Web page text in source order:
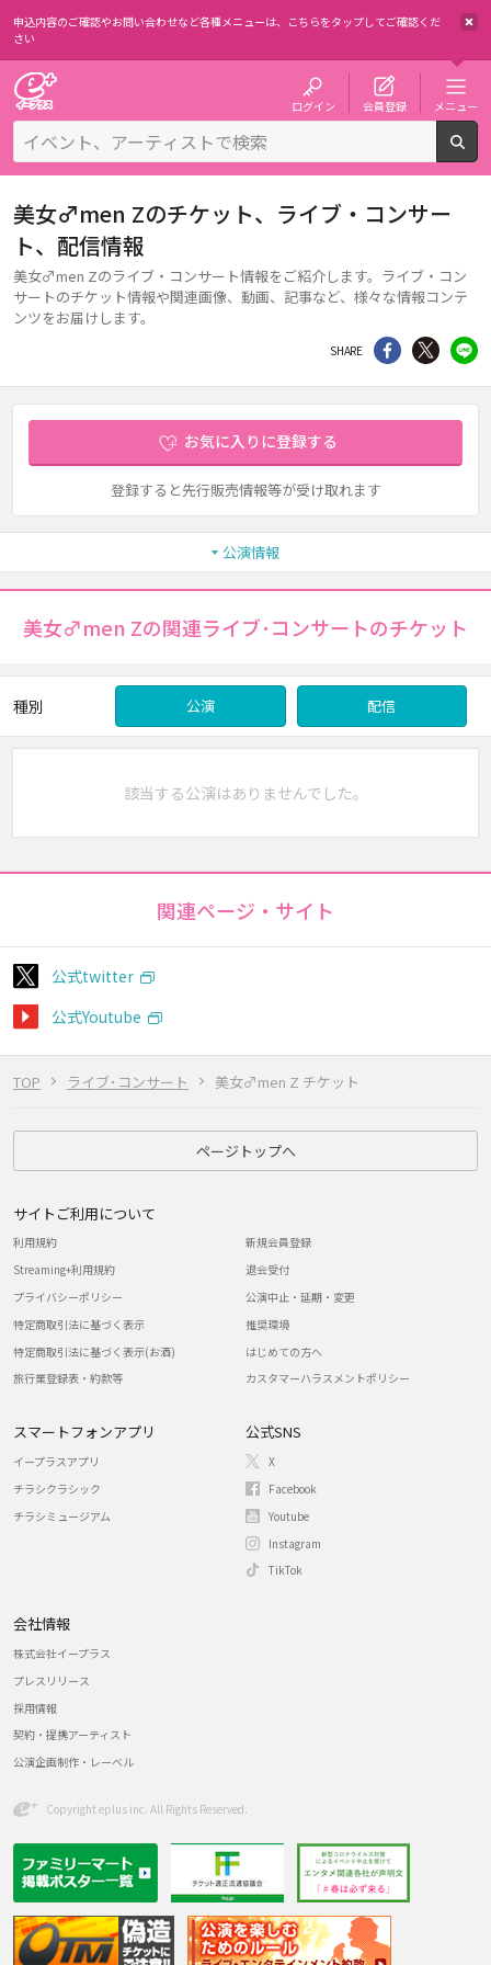
申込内容のご確認やお問い合わせなど各種メニューは、 こちらをタップしてご確認くだ
さい
ログイン 会員登録 メニュー
TOP ライブ･コンサート 美女♂men Z チケット
美女♂men Zのチケット、ライブ・コンサー
ト、配信情報
美女♂men Zのライブ・コンサート情報をご紹介します。ライブ・コン
サートのチケット情報や関連画像、動画、記事など、様々な情報コンテ
ンツをお届けします。
SHARE シェア Twitter
お気に入りに登録する
登録すると先行販売情報等が受け取れます
公演情報
美女♂men Zの関連ライブ･コンサートのチケット
種別 公演 配信
該当する公演はありませんでした。
関連ページ・サイト
公式twitter
公式Youtube
ページトップへ
サイトご利用について
利用規約
Streaming+利用規約
プライバシーポリシー
特定商取引法に基づく表示
特定商取引法に基づく表示(お酒)
旅行業登録表・約款等
新規会員登録
退会受付
公演中止・延期・変更
推奨環境
はじめての方へ
カスタマーハラスメントポリシー
スマートフォンアプリ
イープラスアプリ
チラシクラシック
チラシミュージアム
公式SNS
X
Facebook
Youtube
Instagram
TikTok
会社情報
株式会社イープラス
プレスリリース
採用情報
契約・提携アーティスト
公演企画制作・レーベル
Copyright eplus inc. All Rights Reserved.